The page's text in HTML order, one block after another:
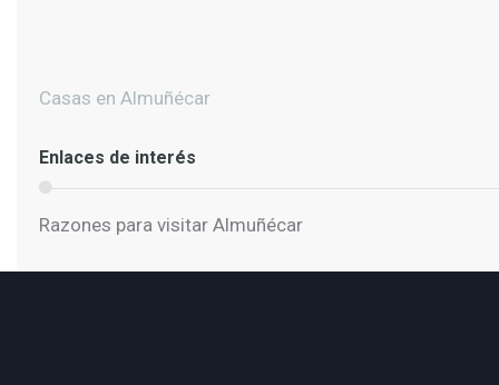
Casas en Almuñécar
Enlaces de interés
Razones para visitar Almuñécar